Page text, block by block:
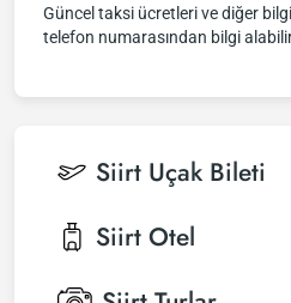
Güncel taksi ücretleri ve diğer
telefon numarasından bilgi
Siirt Uçak Bileti
Siirt Otel